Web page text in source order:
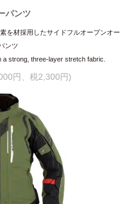
パンツ
を材採用したサイドフルオープンオー
ンツ
strong, three-layer stretch fabric.
円、税2,300円)